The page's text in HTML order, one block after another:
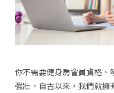
你不需要健身房會員資格
強壯。自古以來，我們就